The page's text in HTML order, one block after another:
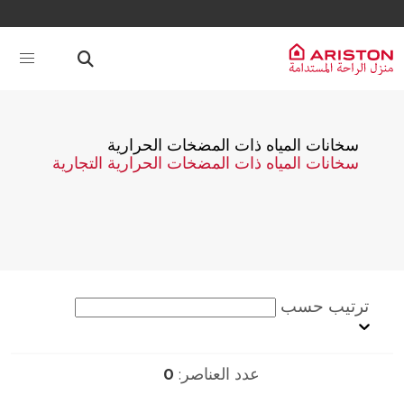
سخانات المياه ذات المضخات الحرارية
سخانات المياه ذات المضخات الحرارية التجارية
ترتيب حسب
عدد العناصر: 0